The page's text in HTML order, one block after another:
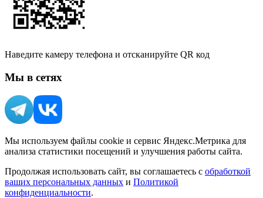
Наведите камеру телефона и отсканируйте QR код
Мы в сетях
Мы используем файлы cookie и сервис Яндекс.Метрика для
анализа статистики посещений и улучшения работы сайта.
Продолжая использовать сайт, вы соглашаетесь с обработкой
ваших персональных данных и Политикой
конфиденциальности.